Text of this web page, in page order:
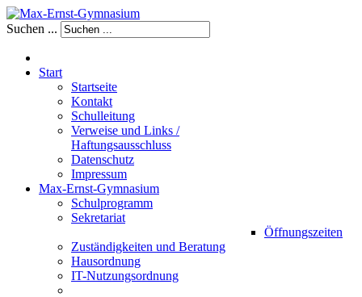
Suchen ...
Start
Startseite
Kontakt
Schulleitung
Verweise und Links /
Haftungsausschluss
Datenschutz
Impressum
Max-Ernst-Gymnasium
Schulprogramm
Sekretariat
Öffnungszeiten
Zuständigkeiten und Beratung
Hausordnung
IT-Nutzungsordnung